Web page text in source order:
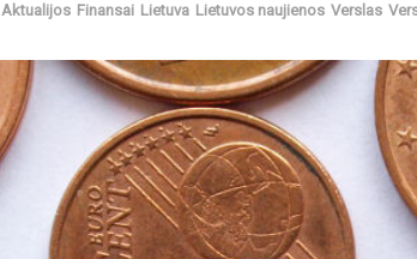
Aktualijos Finansai Lietuva Lietuvos naujienos Verslas